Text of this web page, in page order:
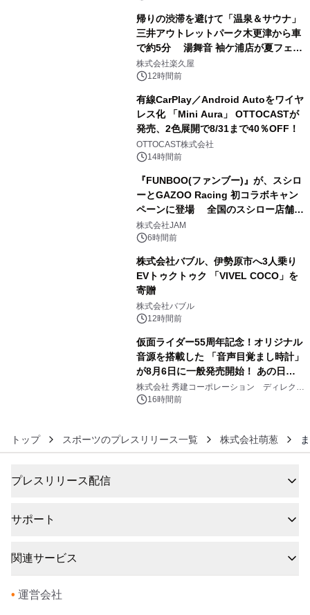
帰りの渋滞を避けて「温泉＆サウナ」
三井アウトレットパーク木更津から車
で約5分 湯舞音 袖ケ浦店が夏フェア
メニューを提供
株式会社楽久屋
12時間前
有線CarPlay／Android Autoをワイヤ
レス化 「Mini Aura」 OTTOCASTが
発売、2色展開で8/31まで40％OFF！
OTTOCAST株式会社
14時間前
『FUNBOO(ファンブー)』が、スシロ
ーとGAZOO Racing 初コラボキャン
ペーンに登場 全国のスシロー店舗で
GR 4車種の FUNBOO(ミニカー)付き
メニューが展開されます
株式会社JAM
6時間前
株式会社バブル、伊勢原市へ3人乗り
EVトゥクトゥク 「VIVEL COCO」を
寄贈
株式会社バブル
12時間前
仮面ライダー55周年記念！オリジナル
音源を搭載した 「音声目覚まし時計」
が8月6日に一般発売開始！ あの日の
大興奮が今甦る
株式会社 秀建コーポレーション ディレクト
アートギャラリー
16時間前
トップ スポーツのプレスリリース一覧 株式会社萌葱
プレスリリース配信
サポート
関連サービス
• 運営会社